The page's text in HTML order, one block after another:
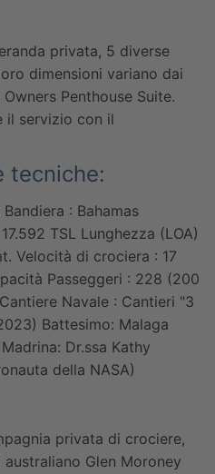
privata, 5 diverse
dimensioni variano dai
Penthouse Suite.
il servizio con il
tecniche:
Bandiera : Bahamas
TSL Lunghezza (LOA)
Velocità di crociera : 17
Passeggeri : 228 (200
Cantiere Navale : Cantieri "3
Battesimo: Malaga
Madrina: Dr.ssa Kathy
della NASA)
privata di crociere,
Glen Moroney